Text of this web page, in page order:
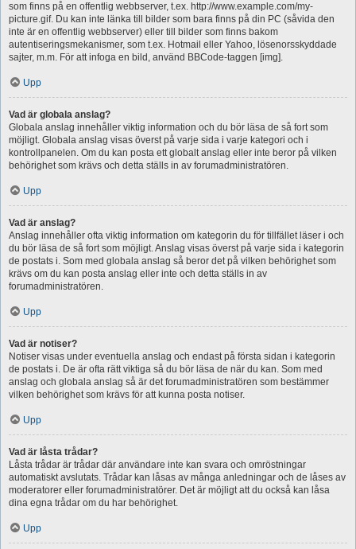
som finns på en offentlig webbserver, t.ex. http://www.example.com/my-
picture.gif. Du kan inte länka till bilder som bara finns på din PC (såvida den
inte är en offentlig webbserver) eller till bilder som finns bakom
autentiseringsmekanismer, som t.ex. Hotmail eller Yahoo, lösenorsskyddade
sajter, m.m. För att infoga en bild, använd BBCode-taggen [img].
Upp
Vad är globala anslag?
Globala anslag innehåller viktig information och du bör läsa de så fort som
möjligt. Globala anslag visas överst på varje sida i varje kategori och i
kontrollpanelen. Om du kan posta ett globalt anslag eller inte beror på vilken
behörighet som krävs och detta ställs in av forumadministratören.
Upp
Vad är anslag?
Anslag innehåller ofta viktig information om kategorin du för tillfället läser i och
du bör läsa de så fort som möjligt. Anslag visas överst på varje sida i kategorin
de postats i. Som med globala anslag så beror det på vilken behörighet som
krävs om du kan posta anslag eller inte och detta ställs in av
forumadministratören.
Upp
Vad är notiser?
Notiser visas under eventuella anslag och endast på första sidan i kategorin
de postats i. De är ofta rätt viktiga så du bör läsa de när du kan. Som med
anslag och globala anslag så är det forumadministratören som bestämmer
vilken behörighet som krävs för att kunna posta notiser.
Upp
Vad är låsta trådar?
Låsta trådar är trådar där användare inte kan svara och omröstningar
automatiskt avslutats. Trådar kan låsas av många anledningar och de låses av
moderatorer eller forumadministratörer. Det är möjligt att du också kan låsa
dina egna trådar om du har behörighet.
Upp